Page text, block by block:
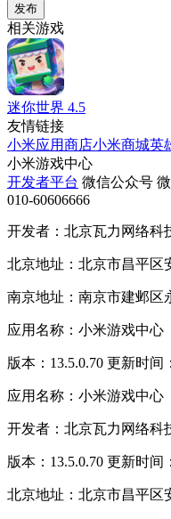
发布
相关游戏
迷你世界 4.5
友情链接
小米应用商店小米商城英
小米游戏中心
开发者平台 微信公众号
010-60606666
开发者：北京瓦力网络科
北京地址：北京市昌平区
南京地址：南京市建邺区
应用名称：小米游戏中心
版本：13.5.0.70 更新时间
应用名称：小米游戏中心
开发者：北京瓦力网络科
版本：13.5.0.70 更新时间
北京地址：北京市昌平区